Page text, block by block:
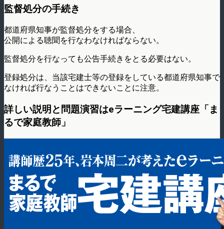
監督処分の手続き
都道府県知事が監督処分をする場合、
公開による聴聞を行なわなければならない。
監督処分を行なっても公告手続きをとる必要はない。
登録処分は、当該宅建士等の登録をしている都道府県知事で
なければ行なうことはできないことに注意。
詳しい説明と問題演習はeラーニング宅建講座「ま
るで家庭教師」